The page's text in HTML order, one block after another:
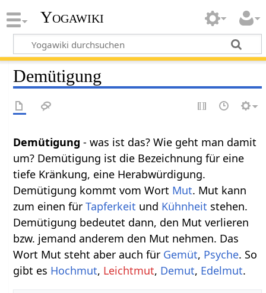
Yogawiki
Demütigung
Demütigung - was ist das? Wie geht man damit
um? Demütigung ist die Bezeichnung für eine
tiefe Kränkung, eine Herabwürdigung.
Demütigung kommt vom Wort Mut. Mut kann
zum einen fürTapferkeit und Kühnheit stehen.
Demütigung bedeutet dann, den Mut verlieren
bzw. jemand anderem den Mut nehmen. Das
Wort Mut steht aber auch für Gemüt, Psyche. So
gibt es Hochmut, Leichtmut, Demut, Edelmut.